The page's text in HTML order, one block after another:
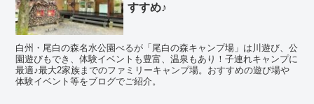
すすめ♪
白州・尾白の森名水公園べるが「尾白の森キャンプ場」は川遊び、公
園遊びもでき、体験イベントも豊富、温泉もあり！子連れキャンプに
最適♪最大2家族までのファミリーキャンプ場。おすすめの遊び場や
体験イベント等をブログでご紹介。